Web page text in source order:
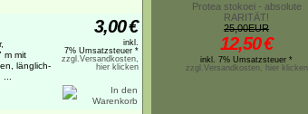
m mit
länglich-
3,00€
inkl.
7% Umsatzsteuer *
zzgl.Versandkosten,
hier klicken
Protea stokoei - absolute
RARITÄT!
25,00EUR
12,50€
inkl. 7% Umsatzsteuer *
zzgl.Versandkosten, hier klicken